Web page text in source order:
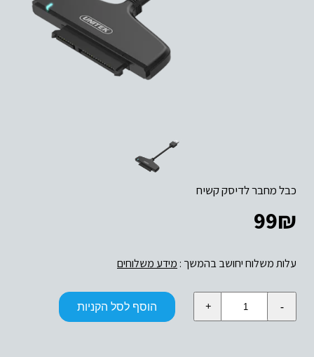
כבל מחבר לדיסק קשיח
99₪
עלות משלוח יחושב בהמשך : מידע משלוחים
כמות
הוסף לסל הקניות